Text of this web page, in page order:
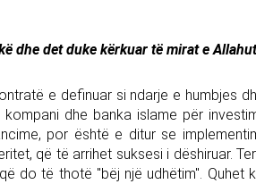
dhe det duke kërkuar të mirat e
e definuar si ndarje e humbjes
kompani dhe banka islame për
por është e ditur se
që të arrihet suksesi i dëshiruar.
do të thotë "bëj një udhëtim".